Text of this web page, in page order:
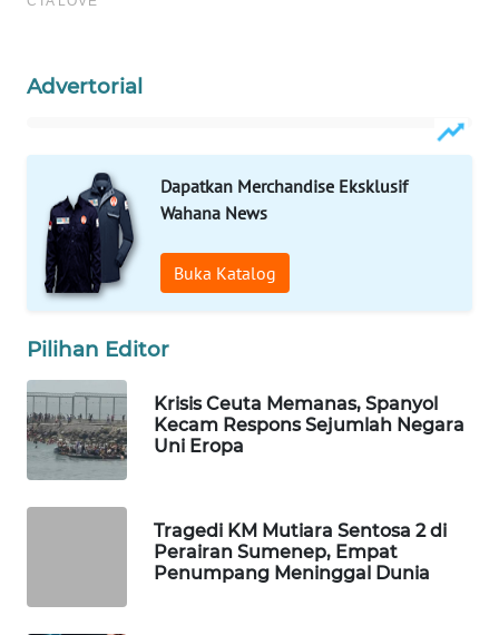
Advertorial
Dapatkan Merchandise Eksklusif
Wahana News
Buka Katalog
Pilihan Editor
Krisis Ceuta Memanas, Spanyol
Kecam Respons Sejumlah Negara
Uni Eropa
Tragedi KM Mutiara Sentosa 2 di
Perairan Sumenep, Empat
Penumpang Meninggal Dunia
WAHANANEWS
SPORT
WAHANA
UMKM
SELEB
WAHANA
PERSONA